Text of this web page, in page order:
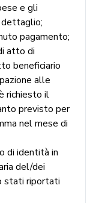
e gli
pagamento;
atto di
beneficiario
alle
richiesto il
previsto per
nel mese di
di identità in
del/dei
stati riportati